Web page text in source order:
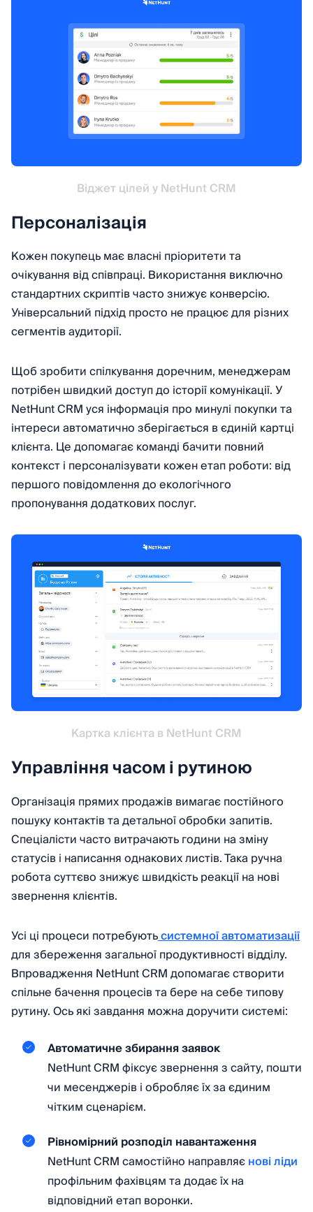
Віджет цілей у NetHunt CRM
Персоналізація
Кожен покупець має власні пріоритети та
очікування від співпраці. Використання виключно
стандартних скриптів часто знижує конверсію.
Універсальний підхід просто не працює для різних
сегментів аудиторії.
Щоб зробити спілкування доречним, менеджерам
потрібен швидкий доступ до історії комунікації. У
NetHunt CRM уся інформація про минулі покупки та
інтереси автоматично зберігається в єдиній картці
клієнта. Це допомагає команді бачити повний
контекст і персоналізувати кожен етап роботи: від
першого повідомлення до екологічного
пропонування додаткових послуг.
Картка клієнта в NetHunt CRM
Управління часом і рутиною
Організація прямих продажів вимагає постійного
пошуку контактів та детальної обробки запитів.
Спеціалісти часто витрачають години на зміну
статусів і написання однакових листів. Така ручна
робота суттєво знижує швидкість реакції на нові
звернення клієнтів.
Усі ці процеси потребуютьсистемної автоматизації
для збереження загальної продуктивності відділу.
Впровадження NetHunt CRM допомагає створити
спільне бачення процесів та бере на себе типову
рутину. Ось які завдання можна доручити системі:
Автоматичне збирання заявок
NetHunt CRM фіксує звернення з сайту, пошти
чи месенджерів і обробляє їх за єдиним
чітким сценарієм.
Рівномірний розподіл навантаження
NetHunt CRM самостійно направляєнові ліди
профільним фахівцям та додає їх на
відповідний етап воронки.